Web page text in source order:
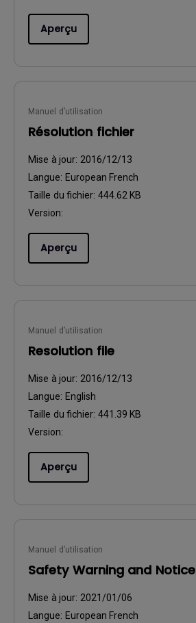
Aperçu
Manuel d’utilisation
Résolution fichier
Mise à jour: 2016/12/13
Langue: European French
Taille du fichier: 444.62 KB
Version:
Aperçu
Manuel d’utilisation
Resolution file
Mise à jour: 2016/12/13
Langue: English
Taille du fichier: 441.39 KB
Version:
Aperçu
Manuel d’utilisation
Safety Warning and Notice
Mise à jour: 2021/01/06
Langue: European French